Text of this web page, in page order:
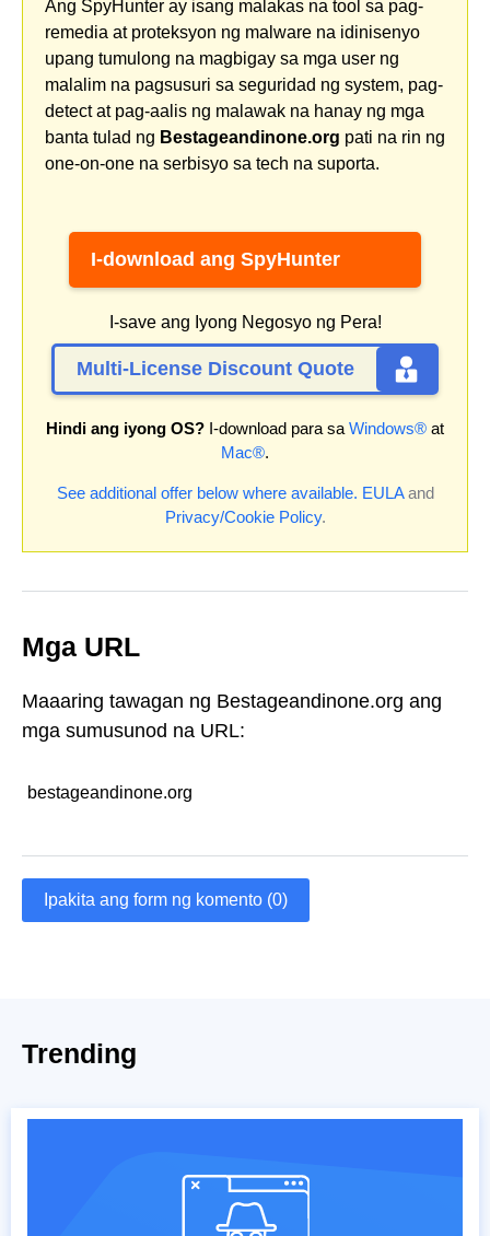
Ang SpyHunter ay isang malakas na tool sa pag-
remedia at proteksyon ng malware na idinisenyo
upang tumulong na magbigay sa mga user ng
malalim na pagsusuri sa seguridad ng system, pag-
detect at pag-aalis ng malawak na hanay ng mga
banta tulad ng Bestageandinone.org pati na rin ng
one-on-one na serbisyo sa tech na suporta.
I-download ang SpyHunter
I-save ang Iyong Negosyo ng Pera!
Multi-License Discount Quote
Hindi ang iyong OS? I-download para sa Windows® at
Mac®.
See additional offer below where available. EULAand
Privacy/Cookie Policy.
Mga URL
Maaaring tawagan ng Bestageandinone.org ang
mga sumusunod na URL:
bestageandinone.org
Ipakita ang form ng komento (0)
Trending